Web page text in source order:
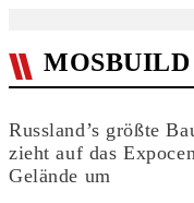
MOSBUILD
Russland’s größte
zieht auf das
Gelände um